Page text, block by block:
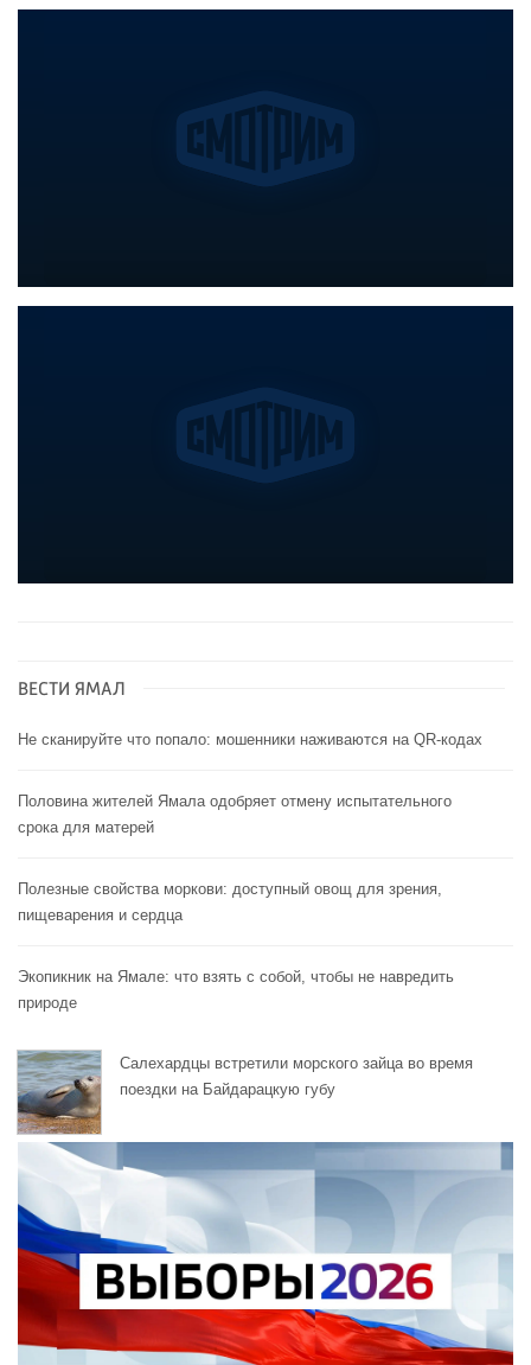
ВЕСТИ ЯМАЛ
Не сканируйте что попало: мошенники наживаются на QR-кодах
Половина жителей Ямала одобряет отмену испытательного
срока для матерей
Полезные свойства моркови: доступный овощ для зрения,
пищеварения и сердца
Экопикник на Ямале: что взять с собой, чтобы не навредить
природе
Салехардцы встретили морского зайца во время
поездки на Байдарацкую губу